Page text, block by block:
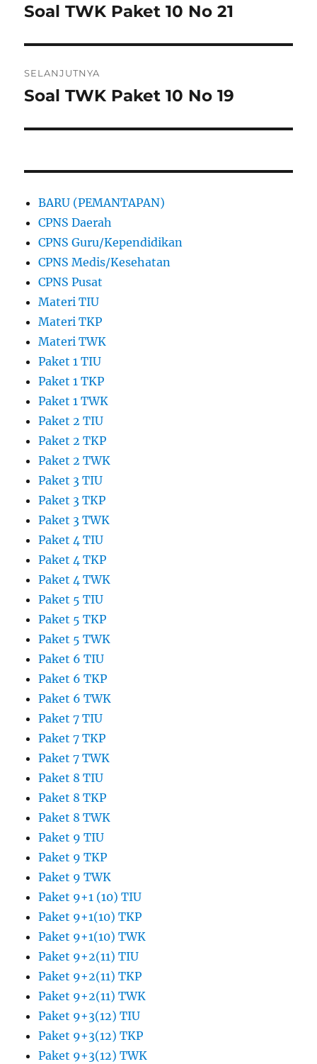
pos
Pos
Soal TWK Paket 10 No 21
SELANJUTNYA
Pos
Soal TWK Paket 10 No 19
BARU (PEMANTAPAN)
CPNS Daerah
CPNS Guru/Kependidikan
CPNS Medis/Kesehatan
CPNS Pusat
Materi TIU
Materi TKP
Materi TWK
Paket 1 TIU
Paket 1 TKP
Paket 1 TWK
Paket 2 TIU
Paket 2 TKP
Paket 2 TWK
Paket 3 TIU
Paket 3 TKP
Paket 3 TWK
Paket 4 TIU
Paket 4 TKP
Paket 4 TWK
Paket 5 TIU
Paket 5 TKP
Paket 5 TWK
Paket 6 TIU
Paket 6 TKP
Paket 6 TWK
Paket 7 TIU
Paket 7 TKP
Paket 7 TWK
Paket 8 TIU
Paket 8 TKP
Paket 8 TWK
Paket 9 TIU
Paket 9 TKP
Paket 9 TWK
Paket 9+1 (10) TIU
Paket 9+1(10) TKP
Paket 9+1(10) TWK
Paket 9+2(11) TIU
Paket 9+2(11) TKP
Paket 9+2(11) TWK
Paket 9+3(12) TIU
Paket 9+3(12) TKP
Paket 9+3(12) TWK